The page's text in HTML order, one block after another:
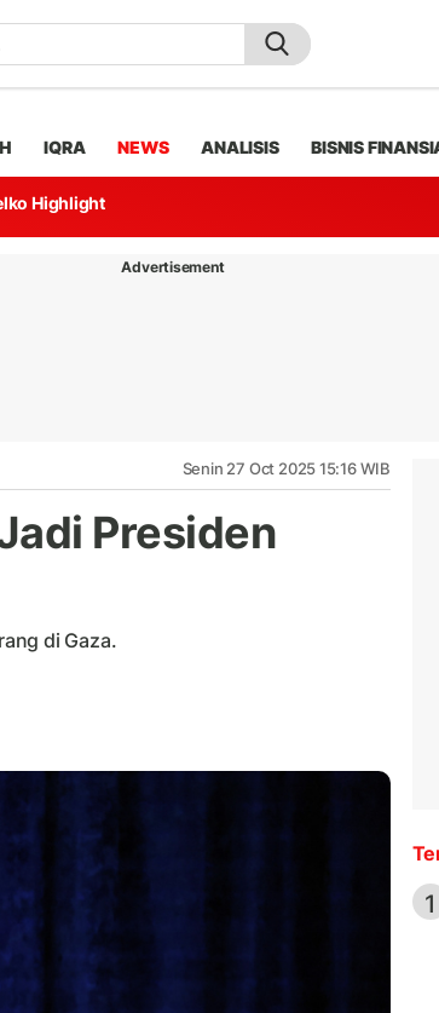
IQRA NEWS ANALISIS BISNIS
Highlight
Advertisement
Senin 27 Oct 2025 15:16 WIB
Presiden
di Gaza.
1